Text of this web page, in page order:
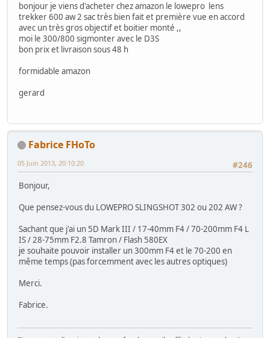
bonjour je viens d'acheter chez amazon le lowepro lens
trekker 600 aw 2 sac très bien fait et première vue en accord
avec un très gros objectif et boitier monté ,,
moi le 300/800 sigmonter avec le D3S
bon prix et livraison sous 48 h
formidable amazon
gerard
Fabrice FHoTo
#246
05 Juin 2013, 20:10:20
Bonjour,
Que pensez-vous du LOWEPRO SLINGSHOT 302 ou 202 AW ?
Sachant que j'ai un 5D Mark III / 17-40mm F4 / 70-200mm F4 L
IS / 28-75mm F2.8 Tamron / Flash 580EX
je souhaite pouvoir installer un 300mm F4 et le 70-200 en
même temps (pas forcemment avec les autres optiques)
Merci.
Fabrice.